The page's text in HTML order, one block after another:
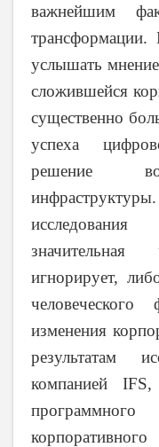
важнейшим
услышать
сложившейся
существенно
успеха
решение
исследования
игнорирует,
изменения
результатам
компанией